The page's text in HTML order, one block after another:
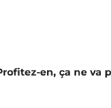
en, ça ne va